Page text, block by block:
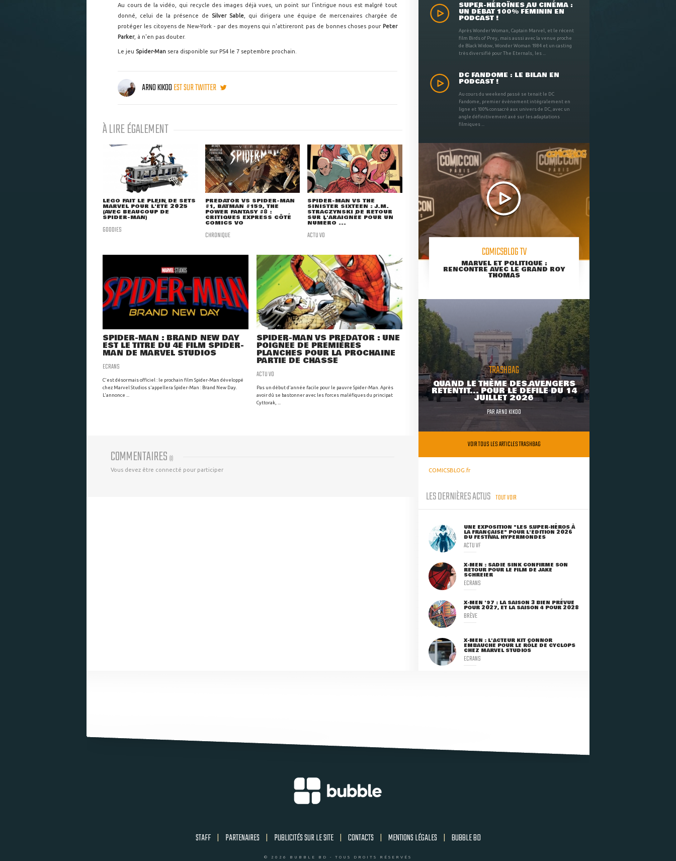
Au cours de la vidéo, qui recycle des images déjà vues, un point sur l'intrigue nous est malgré tout
donné, celui de la présence de Silver Sable , qui dirigera une équipe de mercenaires chargée de
protéger les citoyens de New-York - par des moyens qui n'attireront pas de bonnes choses pour Peter
Parker, à n'en pas douter.
Le jeu Spider-Man sera disponible sur PS4 le 7 septembre prochain.
ARNO KIKOOEST SUR TWITTER
À LIRE ÉGALEMENT
LEGO FAIT LE PLEIN DE SETS
MARVEL POUR L'ÉTÉ 2025
(AVEC BEAUCOUP DE
SPIDER-MAN)
GOODIES
PREDATOR VS SPIDER-MAN
#1, BATMAN #159, THE
POWER FANTASY #8 :
CRITIQUES EXPRESS CÔTÉ
COMICS VO
CHRONIQUE
SPIDER-MAN VS THE
SINISTER SIXTEEN : J.M.
STRACZYNSKI DE RETOUR
SUR L'ARAIGNÉE POUR UN
NUMÉRO ...
ACTU VO
SPIDER-MAN : BRAND NEW DAY
EST LE TITRE DU 4E FILM SPIDER-
MAN DE MARVEL STUDIOS
ECRANS
C'est désormais officiel : le prochain film Spider-Man développé
chez Marvel Studios s'appellera Spider-Man : Brand New Day.
L'annonce ...
SPIDER-MAN VS PREDATOR : UNE
POIGNÉE DE PREMIÈRES
PLANCHES POUR LA PROCHAINE
PARTIE DE CHASSE
ACTU VO
Pas un début d'année facile pour le pauvre Spider-Man. Après
avoir dû se bastonner avec les forces maléfiques du principat
Cyttorak, ...
COMMENTAIRES (0)
Vous devez être connecté pour participer
SUPER-HÉROÏNES AU CINÉMA :
UN DÉBAT 100% FÉMININ EN
PODCAST !
Après Wonder Woman, Captain Marvel, et le récent
film Birds of Prey, mais aussi avec la venue proche
de Black Widow, Wonder Woman 1984 et un casting
très diversifié pour The Eternals, les ...
DC FANDOME : LE BILAN EN
PODCAST !
Au cours du weekend passé se tenait le DC
Fandome, premier évènement intégralement en
ligne et 100% consacré aux univers de DC, avec un
angle définitivement axé sur les adaptations
filmiques ...
COMICSBLOG TV
MARVEL ET POLITIQUE :
RENCONTRE AVEC LE GRAND ROY
THOMAS
TRASHBAG
QUAND LE THÈME DES AVENGERS
RETENTIT... POUR LE DÉFILÉ DU 14
JUILLET 2026
PARARNO KIKOO
VOIR TOUS LES ARTICLES TRASHBAG
COMICSBLOG.fr
LES DERNIÈRES ACTUS TOUT VOIR
UNE EXPOSITION "LES SUPER-HÉROS À
LA FRANÇAISE" POUR L'ÉDITION 2026
DU FESTIVAL HYPERMONDES
ACTU VF
X-MEN : SADIE SINK CONFIRME SON
RETOUR POUR LE FILM DE JAKE
SCHREIER
ECRANS
X-MEN '97 : LA SAISON 3 BIEN PRÉVUE
POUR 2027, ET LA SAISON 4 POUR 2028
BRÈVE
X-MEN : L'ACTEUR KIT CONNOR
EMBAUCHÉ POUR LE RÔLE DE CYCLOPS
CHEZ MARVEL STUDIOS
ECRANS
STAFF | PARTENAIRES | PUBLICITÉS SUR LE SITE | CONTACTS | MENTIONS LÉGALES | BUBBLE BD
© 2026 BUBBLE BD - TOUS DROITS RÉSERVÉS